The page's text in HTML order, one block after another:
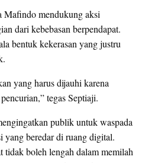
Mafindo mendukung aksi
dari kebebasan berpendapat.
bentuk kekerasan yang justru
yang harus dijauhi karena
tegas Septiaji.
publik untuk waspada
yang beredar di ruang digital.
tidak boleh lengah dalam memilah